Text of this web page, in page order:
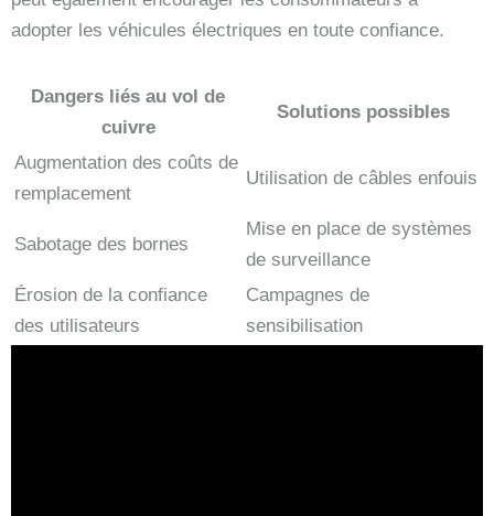
adopter les véhicules électriques en toute confiance.
Dangers liés au vol de
cuivre
Solutions possibles
Augmentation des coûts de
remplacement
Utilisation de câbles enfouis
Sabotage des bornes
Mise en place de systèmes
de surveillance
Érosion de la confiance
des utilisateurs
Campagnes de
sensibilisation